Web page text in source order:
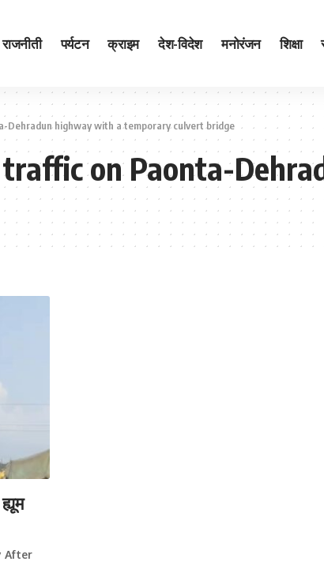
राजनीती पर्यटन क्राइम देश-विदेश मनोरंजन शिक्षा
Dehradun highway with a temporary culvert bridge
on Paonta-
After